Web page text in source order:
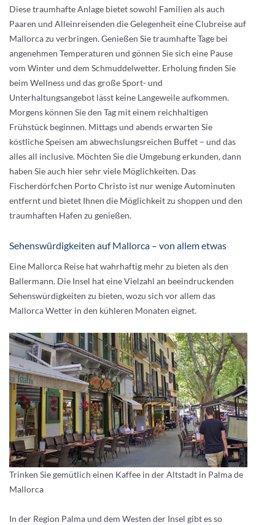
Diese traumhafte Anlage bietet sowohl Familien als auch
Paaren und Alleinreisenden die Gelegenheit eine Clubreise auf
Mallorca zu verbringen. Genießen Sie traumhafte Tage bei
angenehmen Temperaturen und gönnen Sie sich eine Pause
vom Winter und dem Schmuddelwetter. Erholung finden Sie
beim Wellness und das große Sport- und
Unterhaltungsangebot lässt keine Langeweile aufkommen.
Morgens können Sie den Tag mit einem reichhaltigen
Frühstück beginnen. Mittags und abends erwarten Sie
köstliche Speisen am abwechslungsreichen Buffet – und das
alles all inclusive. Möchten Sie die Umgebung erkunden, dann
haben Sie auch hier sehr viele Möglichkeiten. Das
Fischerdörfchen Porto Christo ist nur wenige Autominuten
entfernt und bietet Ihnen die Möglichkeit zu shoppen und den
traumhaften Hafen zu genießen.
Sehenswürdigkeiten auf Mallorca – von allem etwas
Eine Mallorca Reise hat wahrhaftig mehr zu bieten als den
Ballermann. Die Insel hat eine Vielzahl an beeindruckenden
Sehenswürdigkeiten zu bieten, wozu sich vor allem das
Mallorca Wetter in den kühleren Monaten eignet.
Trinken Sie gemütlich einen Kaffee in der Altstadt in Palma de
Mallorca
In der Region Palma und dem Westen der Insel gibt es so